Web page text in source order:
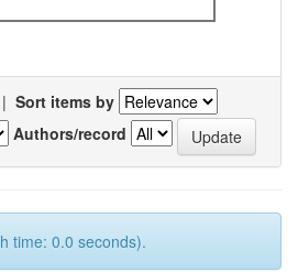
| Sort items by
Authors/record
time: 0.0 seconds).